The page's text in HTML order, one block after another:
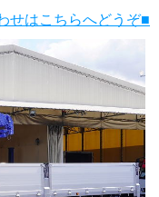
せはこちらへどうぞ■